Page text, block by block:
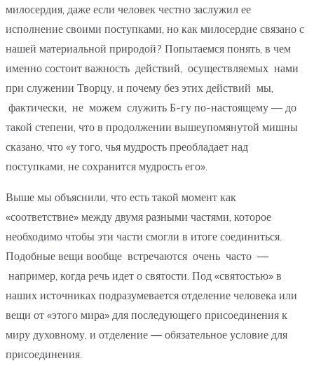
милосердия, даже если человек честно заслужил ее
исполнение своими поступками, но как милосердие связано с
нашей материальной природой? Попытаемся понять, в чем
именно состоит важность действий, осуществляемых нами
при служении Творцу, и почему без этих действий мы,
фактически, не можем служить Б-гу по-настоящему — до
такой степени, что в продолжении вышеупомянутой мишны
сказано, что «у того, чья мудрость преобладает над
поступками, не сохранится мудрость его».
Выше мы объяснили, что есть такой момент как
«соответствие» между двумя разными частями, которое
необходимо чтобы эти части смогли в итоге соединиться.
Подобные вещи вообще встречаются очень часто —
например, когда речь идет о святости. Под «святостью» в
наших источниках подразумевается отделение человека или
вещи от «этого мира» для последующего присоединения к
миру духовному, и отделение — обязательное условие для
присоединения.